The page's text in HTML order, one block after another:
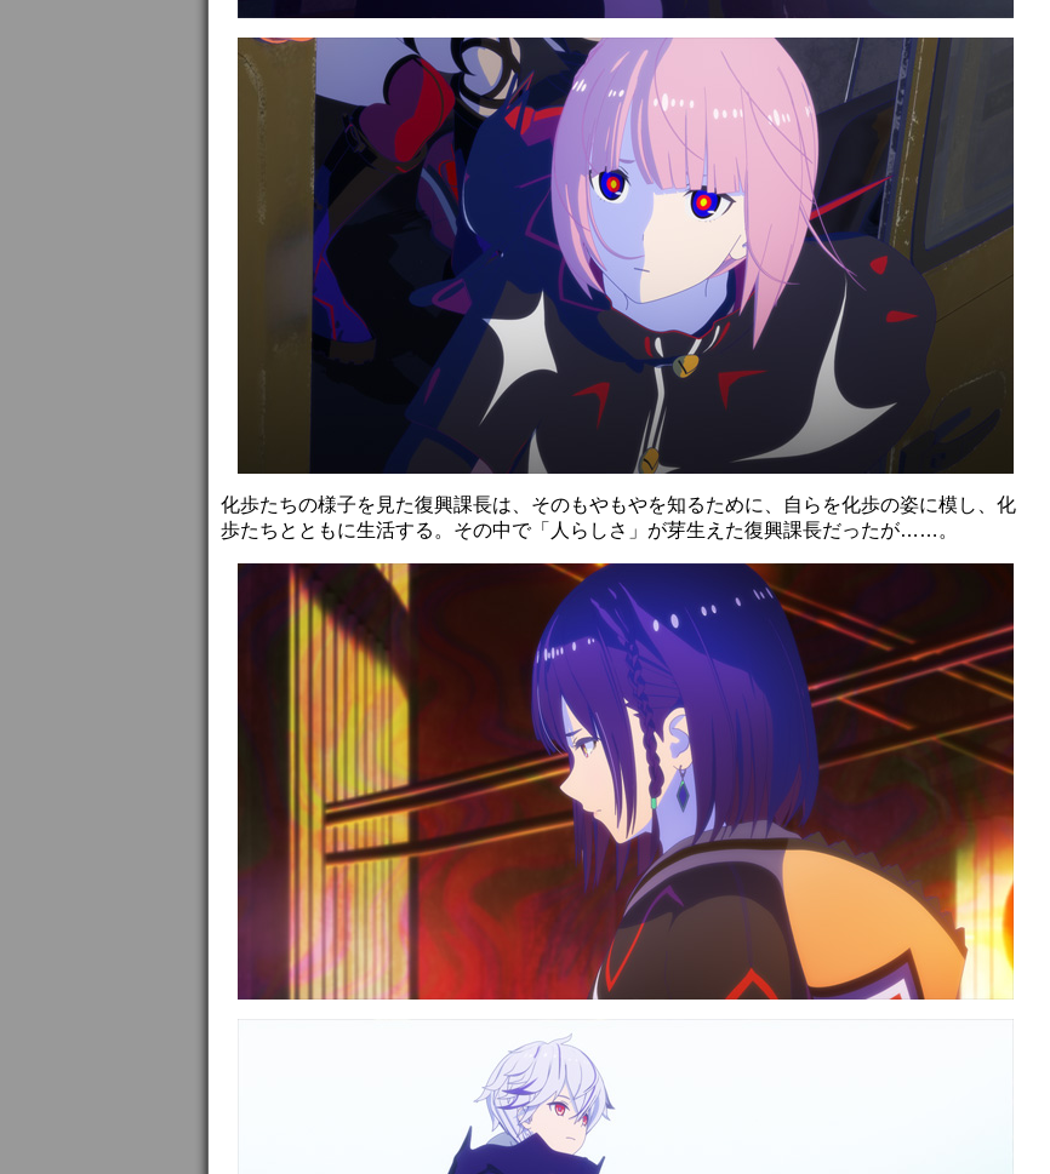
化歩たちの様子を見た復興課長は、そのもやもやを知るために、自らを化歩の姿に模し、化
歩たちとともに生活する。その中で「人らしさ」が芽生えた復興課長だったが……。